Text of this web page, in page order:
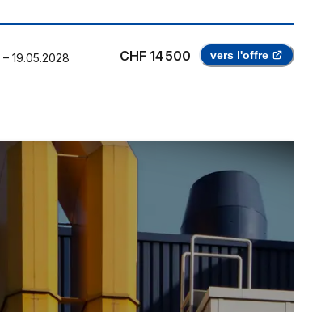
– 19.05.2028 CHF 14 500 vers l'offre